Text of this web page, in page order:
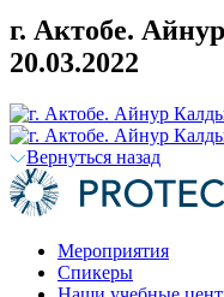
г. Актобе.
20.03.2022
Вернуться назад
Мероприятия
Спикеры